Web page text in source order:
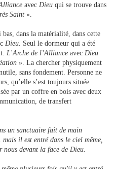
avec Dieu qui se trouve dans
Saint ».
dans la matérialité, dans cette
Dieu. Seul le dormeur qui a été
L’Arche de l’Alliance avec Dieu
». La chercher physiquement
sans fondement. Personne ne
qu’elle s’est toujours située
par un coffre en bois avec deux
de transfert
un sanctuaire fait de main
mais il est entré dans le ciel même,
devant la face de Dieu.